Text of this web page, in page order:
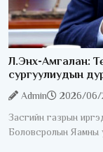
Л.Энх-Амгалан:
сургуулиудын
Admin 2026/06/
Засгийн газрын
Боловсролын Яамны